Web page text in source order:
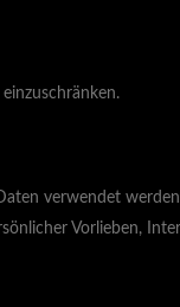
verwendet
Vorlieben,